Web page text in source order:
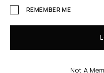
REMEMBER ME
Not A